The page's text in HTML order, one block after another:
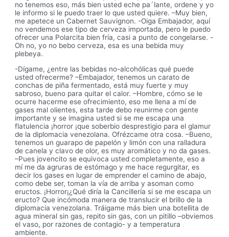
no tenemos eso, más bien usted eche pa´lante, ordene y yo
le informo si le puedo traer lo que usted quiere. –Muy bien,
me apetece un Cabernet Sauvignon. -Oiga Embajador, aquí
no vendemos ese tipo de cerveza importada, pero le puedo
ofrecer una Polarcita bien fría, casi a punto de congelarse. -
Oh no, yo no bebo cerveza, esa es una bebida muy
plebeya.
-Dígame, ¿entre las bebidas no-alcohólicas qué puede
usted ofrecerme? –Embajador, tenemos un carato de
conchas de piña fermentado, está muy fuerte y muy
sabroso, bueno para quitar el calor. –Hombre, cómo se le
ocurre hacerme ese ofrecimiento, eso me llena a mí de
gases mal olientes, esta tarde debo reunirme con gente
importante y se imagina usted si se me escapa una
flatulencia ¡horror ¡que soberbio desprestigio para el glamur
de la diplomacia venezolana. Ofrézcame otra cosa. –Bueno,
tenemos un guarapo de papelón y limón con una ralladura
de canela y clavo de olor, es muy aromático y no da gases.
–Pues jovencito se equivoca usted completamente, eso a
mí me da agruras de estómago y me hace regurgitar, es
decir los gases en lugar de emprender el camino de abajo,
como debe ser, toman la vía de arriba y asoman como
eructos. ¡Horror¡¿Qué diría la Cancillería si se me escapa un
eructo? Que incómoda manera de translucir el brillo de la
diplomacia venezolana. Tráigame más bien una botellita de
agua mineral sin gas, repito sin gas, con un pitillo –obviemos
el vaso, por razones de contagio- y a temperatura
ambiente.